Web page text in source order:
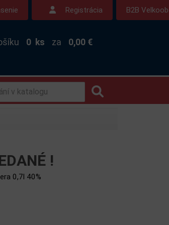
Registrácia B2B
0 ks za 0,00 €
!
0,7l 40%